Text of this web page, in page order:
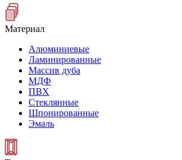
Материал
Алюминиевые
Ламинированные
Массив дуба
МДФ
ПВХ
Стеклянные
Шпонированные
Эмаль